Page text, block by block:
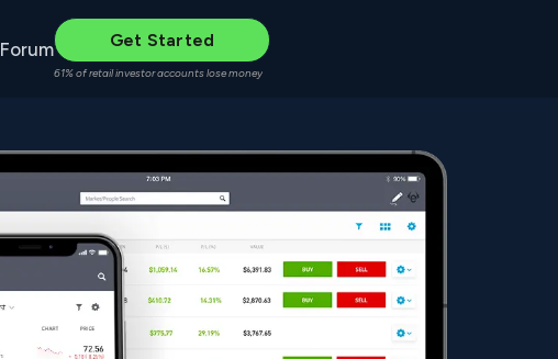
Forum Get Started
61% of retail investor accounts lose money